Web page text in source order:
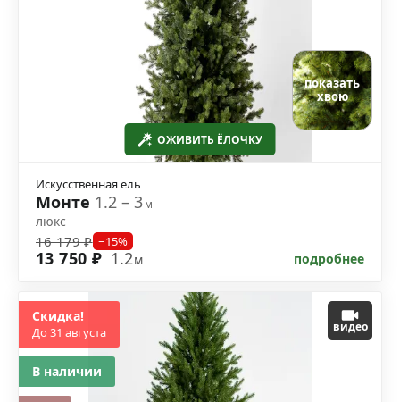
ОЖИВИТЬ ЁЛОЧКУ
показать
хвою
Искусственная ель
Монте 1.2 – 3м
люкс
16 179 ₽ −15%
13 750 ₽ 1.2м подробнее
видео
Скидка!
До 31 августа
В наличии